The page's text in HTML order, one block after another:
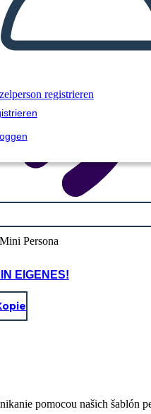
registrieren
EIGENES!
pomocou našich šablón